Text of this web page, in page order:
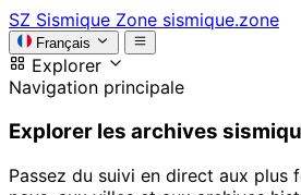
SZ Sismique Zone sismique.zone
Français
Explorer
Navigation principale
Explorer les archives
Passez du suivi en direct aux plus